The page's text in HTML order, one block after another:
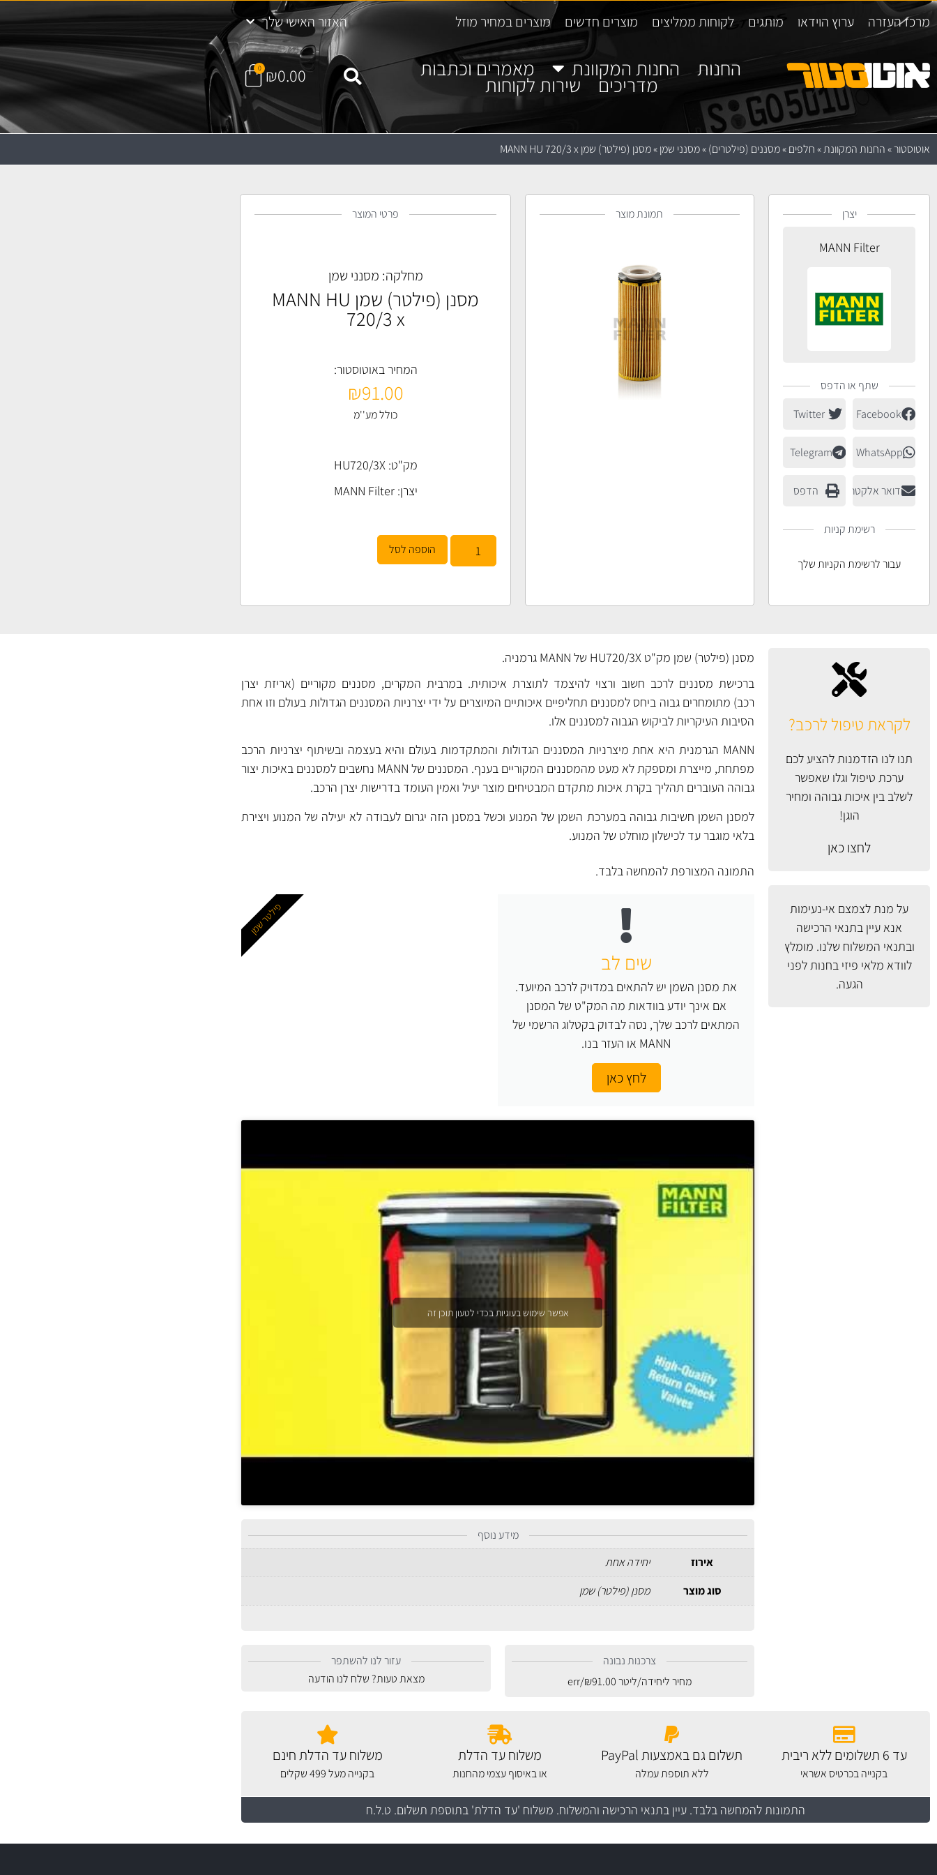
מרכז העזרה ערוץ הוידאו מותגים לקוחות ממליצים מוצרים חדשים מוצרים במחיר מוזל האזור האישי שלך
החנות החנות המקוונת מאמרים וכתבות
מדריכים שירות לקוחות ₪0.00
0
אוטוסטור»החנות המקוונת»חלפים»מסננים (פילטרים)»מסנני שמן»מסנן (פילטר) שמן MANN HU 720/3 x
יצרן
MANN Filter
שתף או הדפס
Facebook
Twitter
WhatsApp
Telegram
דואר אלקטרוני הדפס
רשימת קניות
עבור לרשימת הקניות שלך
תמונת מוצר פרטי המוצר
מחלקה: מסנני שמן
מסנן (פילטר) שמן MANN HU
720/3 x
המחיר באוטוסטור:
₪91.00
כולל מע''מ
מק"ט: HU720/3X
יצרן:MANN Filter
הוספה לסל
לקראת טיפול לרכב?
תנו לנו הזדמנות להציע לכם
ערכת טיפול וגלו שאפשר
לשלב בין איכות גבוהה ומחיר
הוגן!
לחצו כאן
על מנת לצמצם אי-נעימות
אנא עיין בתנאי הרכישה
ובתנאי המשלוח שלנו. מומלץ
לוודא מלאי פיזי בחנות לפני
הגעה.
מסנן (פילטר) שמן מק"ט HU720/3X של MANN גרמניה.
ברכישת מסננים לרכב חשוב ורצוי להיצמד לתוצרת איכותית. במרבית המקרים, מסננים מקוריים (אריזת יצרן
רכב) מתומחרים גבוה ביחס למסננים תחליפיים איכותיים המיוצרים על ידי יצרניות המסננים הגדולות בעולם וזו אחת
הסיבות העיקריות לביקוש הגבוה למסננים אלו.
MANN הגרמנית היא אחת מיצרניות המסננים הגדולות והמתקדמות בעולם והיא בעצמה ובשיתוף יצרניות הרכב
מפתחת, מייצרת ומספקת לא מעט מהמסננים המקוריים בענף. המסננים של MANN נחשבים למסננים באיכות יצור
גבוהה העוברים תהליך בקרת איכות מתקדם המבטיחים מוצר יעיל ואמין העומד בדרישות יצרן הרכב.
למסנן השמן חשיבות גבוהה במערכת השמן של המנוע וכשל במסנן הזה יגרום לעבודה לא יעילה של המנוע ויצירת
בלאי מוגבר עד לכישלון מוחלט של המנוע.
התמונה המצורפת להמחשה בלבד.
שים לב
את מסנן השמן יש להתאים במדויק לרכב המיועד.
אם אינך יודע בוודאות מה המק"ט של המסנן
המתאים לרכב שלך, נסה לבדוק בקטלוג הרשמי של
MANN או העזר בנו.
לחץ כאן
פילטר שמן
אפשר שימוש בעוגיות בכדי לטעון תוכן זה
מידע נוסף
אירוז
יחידה אחת
סוג מוצר
מסנן (פילטר) שמן
צרכנות נבונה
מחיר ליחידה/ליטר
₪91.00
/err
עזור לנו להשתפר
מצאת טעות? שלח לנו הודעה
עד 6 תשלומים ללא ריבית
בקנייה בכרטיס אשראי
תשלום גם באמצעות PayPal
ללא תוספת עמלה
משלוח עד הדלת
או באיסוף עצמי מהחנות
משלוח עד הדלת חינם
בקנייה מעל 499 שקלים
התמונות להמחשה בלבד. עיין בתנאי הרכישה והמשלוח. משלוח 'עד הדלת' בתוספת תשלום. ט.ל.ח